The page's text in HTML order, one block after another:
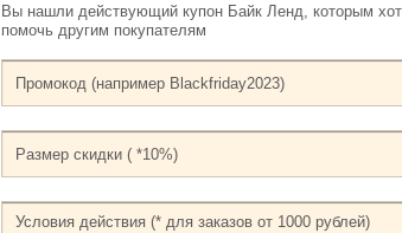
Вы нашли действующий купон Байк Ленд, которым
помочь другим покупателям